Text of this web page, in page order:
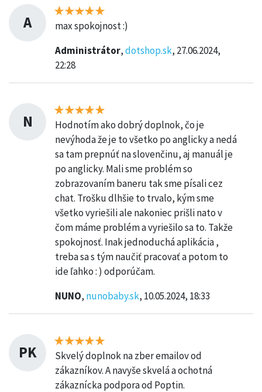
A
max spokojnost :)
Administrátor,dotshop.sk, 27.06.2024,
22:28
N
Hodnotím ako dobrý doplnok, čo je
nevýhoda že je to všetko po anglicky a nedá
sa tam prepnúť na slovenčinu, aj manuál je
po anglicky. Mali sme problém so
zobrazovaním baneru tak sme písali cez
chat. Trošku dlhšie to trvalo, kým sme
všetko vyriešili ale nakoniec prišli nato v
čom máme problém a vyriešilo sa to. Takže
spokojnosť. Inak jednoduchá aplikácia ,
treba sa s tým naučiť pracovať a potom to
ide ľahko : ) odporúčam.
NUNO, nunobaby.sk, 10.05.2024, 18:33
PK
Skvelý doplnok na zber emailov od
zákazníkov. A navyše skvelá a ochotná
zákaznícka podpora od Poptin.